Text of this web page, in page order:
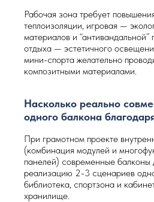
Рабочая зона требует
теплоизоляции, игровая —
материалов и “антивандальной”
отдыха — эстетичного
мини-спорта желательно
композитными материалами.
Насколько реально
одного балкона
При грамотном проекте
(комбинация модулей и
панелей) современные балконы
реализацию 2-3 сценариев
библиотека, спортзона и
хранилище.